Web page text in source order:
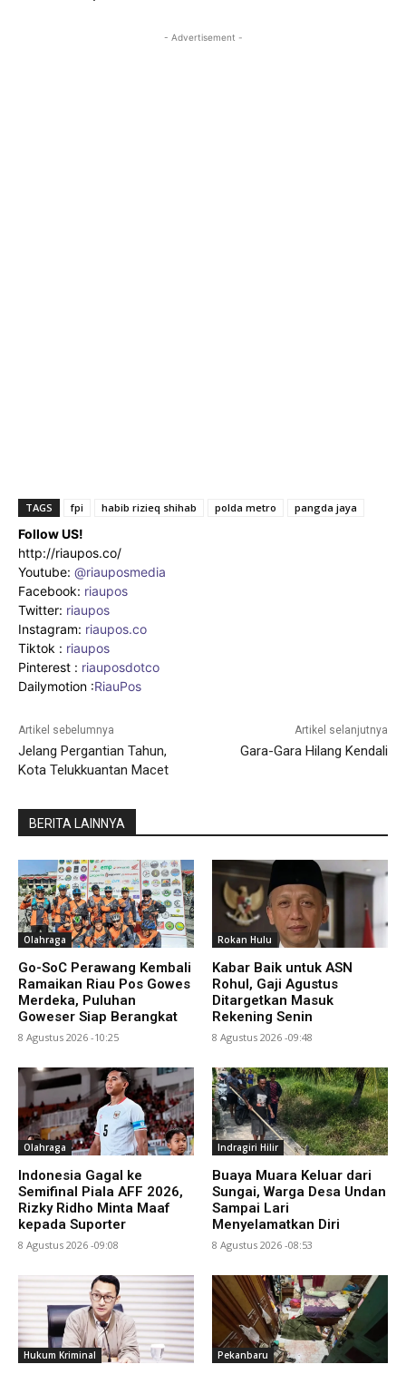
- Advertisement -
TAGS fpi habib rizieq shihab polda metro pangda jaya
Follow US!
http://riaupos.co/
Youtube: @riauposmedia
Facebook: riaupos
Twitter: riaupos
Instagram: riaupos.co
Tiktok : riaupos
Pinterest : riauposdotco
Dailymotion :RiauPos
Artikel sebelumnya
Jelang Pergantian Tahun,
Kota Telukkuantan Macet
Artikel selanjutnya
Gara-Gara Hilang Kendali
BERITA LAINNYA
Olahraga
Go-SoC Perawang Kembali
Ramaikan Riau Pos Gowes
Merdeka, Puluhan
Goweser Siap Berangkat
8 Agustus 2026 -10:25
Rokan Hulu
Kabar Baik untuk ASN
Rohul, Gaji Agustus
Ditargetkan Masuk
Rekening Senin
8 Agustus 2026 -09:48
Olahraga
Indonesia Gagal ke
Semifinal Piala AFF 2026,
Rizky Ridho Minta Maaf
kepada Suporter
8 Agustus 2026 -09:08
Indragiri Hilir
Buaya Muara Keluar dari
Sungai, Warga Desa Undan
Sampai Lari
Menyelamatkan Diri
8 Agustus 2026 -08:53
Hukum Kriminal Pekanbaru